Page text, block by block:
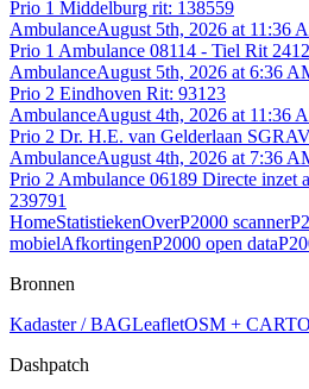
Prio 1 Middelburg rit: 138559
AmbulanceAugust 5th, 2026 at 11:36
Prio 1 Ambulance 08114 - Tiel Rit
AmbulanceAugust 5th, 2026 at 6:36
Prio 2 Eindhoven Rit: 93123
AmbulanceAugust 4th, 2026 at 11:36
Prio 2 Dr. H.E. van Gelderlaan
AmbulanceAugust 4th, 2026 at 7:36
Prio 2 Ambulance 06189 Directe inzet
239791
HomeStatistiekenOverP2000 scanner
mobielAfkortingenP2000 open data
Bronnen
Kadaster / BAGLeafletOSM + CARTO
Dashpatch